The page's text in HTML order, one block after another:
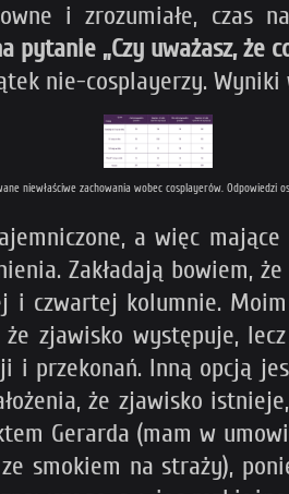
i zrozumiałe, czas
„Czy uważasz, że
nie-cosplayerzy. Wyniki
niewłaściwe zachowania wobec cosplayerów. Odpowiedzi
a więc
Zakładają bowiem, że
czwartej kolumnie.
że zjawisko występuje,
i przekonań. Inną opcją
że zjawisko
Gerarda (mam w
smokiem na straży),